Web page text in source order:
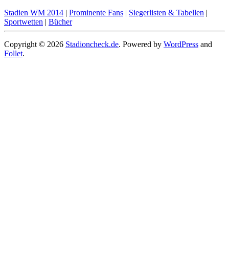
Stadien WM 2014 | Prominente Fans | Siegerlisten & Tabellen |
Sportwetten | Bücher
Copyright © 2026 Stadioncheck.de. Powered by WordPress and
Follet.